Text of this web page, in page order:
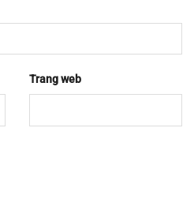
Trang web